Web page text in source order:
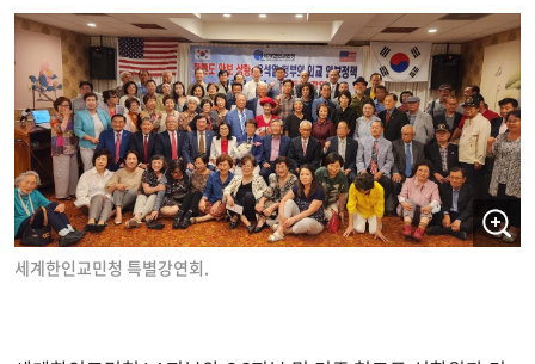
세계한인교민청 특별강연회.